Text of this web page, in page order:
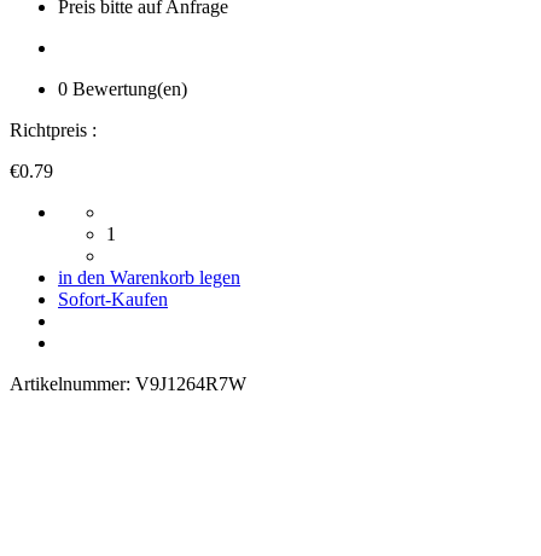
Preis bitte auf Anfrage
0 Bewertung(en)
Richtpreis :
€0.79
1
in den Warenkorb legen
Sofort-Kaufen
Artikelnummer: V9J1264R7W